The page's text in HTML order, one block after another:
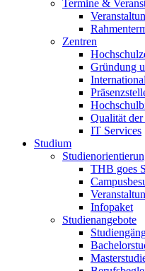
Termine &
Zentren
Gründung
Qualität
IT Services
Studium
THB goes
Infopaket
Studienangebote